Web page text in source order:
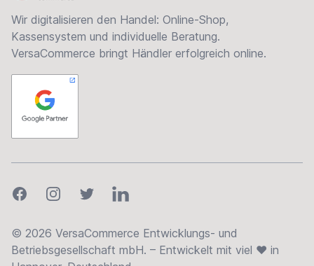
Wir digitalisieren den Handel: Online-Shop,
Kassensystem und individuelle Beratung.
VersaCommerce bringt Händler erfolgreich online.
FacebookInstagramTwitterLinkedIn
© 2026 VersaCommerce Entwicklungs- und
Betriebsgesellschaft mbH. – Entwickelt mit viel ❤ in